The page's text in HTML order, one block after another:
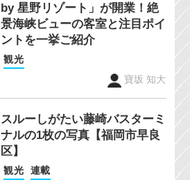
by 星野リゾート」が開業！絶
景海峡ビューの客室と注目ポイ
ントを一挙ご紹介
観光
寶坂 知大
スルーしがたい藤崎バスターミ
ナルの1枚の写真【福岡市早良
区】
観光
連載